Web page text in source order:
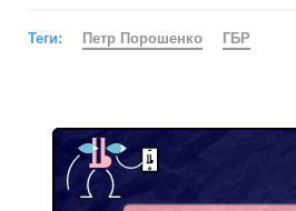
Теги: Петр Порошенко ГБР